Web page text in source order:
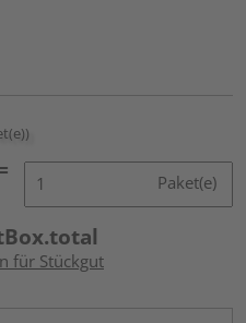
Paket(e)
für Stückgut